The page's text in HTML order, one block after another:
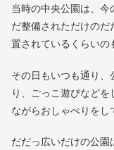
当時の中央公園は、今
だ整備されただけのだ
置されているくらいの
その日もいつも通り、
り、ごっこ遊びなど
ながらおしゃべりをし
だだっ広いだけの公園